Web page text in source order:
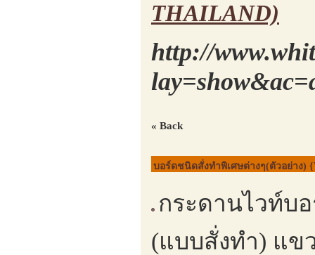
THAILAND)
http://
« Back
บอร์ดชนิดสั่งทำพิเศษต่างๆ(ตัวอย่าง)
กระดานไวท์บ
(แบบสั่งทำ) แข